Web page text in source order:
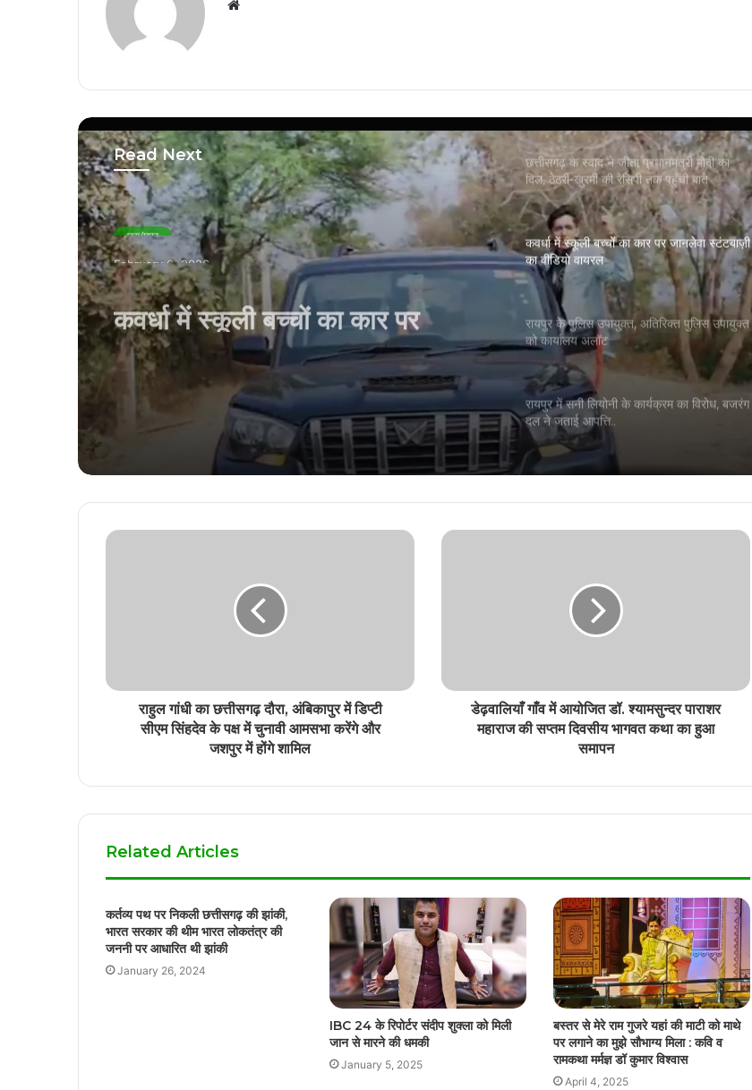
Website
Read Next
छग/मप्र
February 6, 2026
कवर्धा में स्कूली बच्चों का कार पर
जानलेवा स्टंटबाज़ी का वीडियो वायरल
छत्तीसगढ़ के स्वाद ने जीता प्रधानमंत्री मोदी का
दिल, ठेठरी-खुरमी की रेसिपी तक पहुँची बात
कवर्धा में स्कूली बच्चों का कार पर जानलेवा स्टंटबाज़ी
का वीडियो वायरल
रायपुर के पुलिस उपायुक्त, अतिरिक्त पुलिस उपायुक्त
को कार्यालय अलॉट
रायपुर में सनी लियोनी के कार्यक्रम का विरोध, बजरंग
दल ने जताई आपत्ति..
रायपुर स्थित निवास पर दिया गया हिंदी का सर्वोच्च
ऐतिहासिक उपलब्धि, सीएम विष्णु देव साय दी
शुभकामनाएं
छत्तीसगढ़ में आज से धान खरीदी, किसानों को नहीं
मिला टोकन, ‘टोकन-तुंहर-हाथ एप’ फेल
घुसना अपराध, NSUI नेता की याचिका की खारिज
छत्तीसगढ़ के स्वाद ने जीता प्रधानमंत्री मोदी का
दिल, ठेठरी-खुरमी की रेसिपी तक पहुँची बात
कवर्धा में स्कूली बच्चों का कार पर जानलेवा स्टंटबाज़ी
का वीडियो वायरल
राहुल गांधी का छत्तीसगढ़ दौरा, अंबिकापुर में डिप्टी
सीएम सिंहदेव के पक्ष में चुनावी आमसभा करेंगे और
जशपुर में होंगे शामिल
डेढ़वालियाँ गाँव में आयोजित डॉ. श्यामसुन्दर पाराशर
महाराज की सप्तम दिवसीय भागवत कथा का हुआ
समापन
Related Articles
कर्तव्य पथ पर निकली छत्तीसगढ़ की झांकी,
भारत सरकार की थीम भारत लोकतंत्र की
जननी पर आधारित थी झांकी
January 26, 2024
IBC 24 के रिपोर्टर संदीप शुक्ला को मिली
जान से मारने की धमकी
January 5, 2025
बस्तर से मेरे राम गुजरे यहां की माटी को माथे
पर लगाने का मुझे सौभाग्य मिला : कवि व
रामकथा मर्मज्ञ डॉ कुमार विश्वास
April 4, 2025